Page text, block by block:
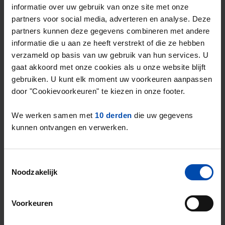
informatie over uw gebruik van onze site met onze
partners voor social media, adverteren en analyse. Deze
partners kunnen deze gegevens combineren met andere
informatie die u aan ze heeft verstrekt of die ze hebben
verzameld op basis van uw gebruik van hun services. U
gaat akkoord met onze cookies als u onze website blijft
gebruiken. U kunt elk moment uw voorkeuren aanpassen
door "Cookievoorkeuren" te kiezen in onze footer.
We werken samen met 10 derden die uw gegevens
kunnen ontvangen en verwerken.
Noodzakelijk
Voorkeuren
Het landelijke gemiddelde in de vrije sector
ligt op€20,51 per m 2.
De gemiddelde huurprijs in de vrije sector in
Arnhem ligt dus2,64% onder het landelijk
gemiddelde.
Deze cijfers zijn gebaseerd op198 objecten
vrije sector.
Dit is eenaanbodstijging van 38%
vrije sector ten opzichte van het vorige
* Verschillen in aanbod in de vrije sector zijn sterk
gecorrigeerd.